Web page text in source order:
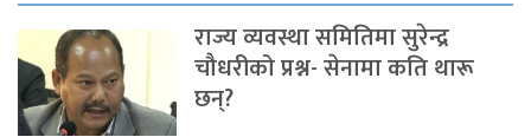
राज्य व्यवस्था समितिमा सुरेन्द्र
चौधरीको प्रश्न- सेनामा कति थारू
छन्?